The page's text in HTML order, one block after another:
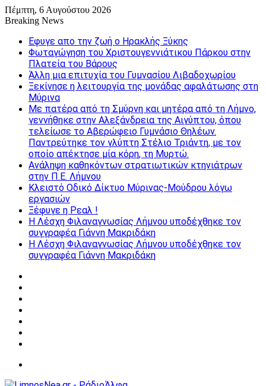
Πέμπτη, 6 Αυγούστου 2026
Breaking News
Εφυγε απο την ζωή o Ηρακλής Ξύκης
Φωταγώγηση του Χριστουγεννιάτικου Πάρκου στην
Πλατεία του Βάρους
Άλλη μια επιτυχία του Γυμνασίου Λιβαδοχωρίου
Ξεκίνησε η λειτουργία της μονάδας αφαλάτωσης στη
Μύρινα
Με πατέρα από τη Σμύρνη και μητέρα από τη Λήμνο,
γεννήθηκε στην Αλεξάνδρεια της Αιγύπτου, όπου
τελείωσε το Αβερώφειο Γυμνάσιο Θηλέων.
Παντρεύτηκε τον γλύπτη Στέλιο Τριάντη, με τον
οποίο απέκτησε μία κόρη, τη Μυρτώ.
Ανάληψη καθηκόντων στρατιωτικών κτηνιάτρων
στην Π.Ε. Λήμνου
Κλειστό Οδικό Δίκτυο Μύρινας-Μούδρου λόγω
εργασιών
Ξέφυγε η Ρεαλ !
Η Λέσχη Φιλαναγνωσίας Λήμνου υποδέχθηκε τον
συγγραφέα Γιάννη Μακριδάκη
Η Λέσχη Φιλαναγνωσίας Λήμνου υποδέχθηκε τον
συγγραφέα Γιάννη Μακριδάκη